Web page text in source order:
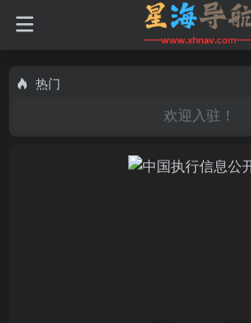
热门
欢迎入驻！